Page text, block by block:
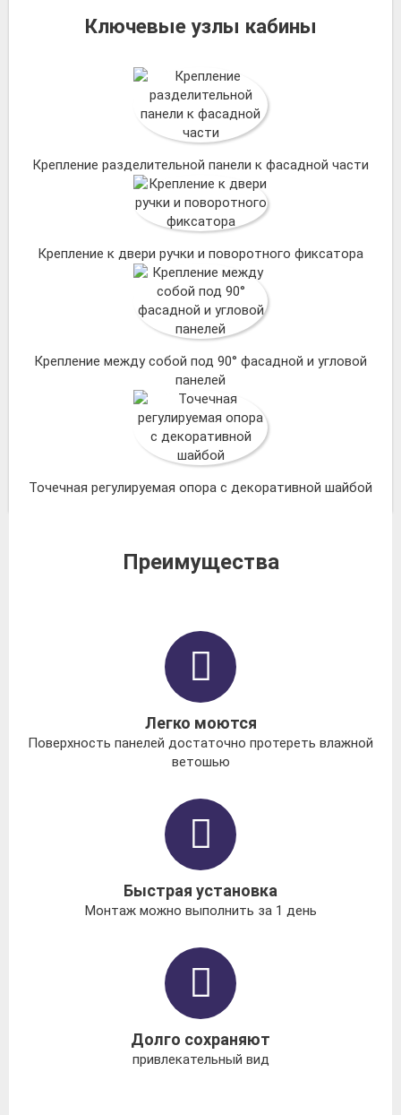
Ключевые узлы кабины
Крепление разделительной панели к фасадной части
Крепление к двери ручки и поворотного фиксатора
Крепление между собой под 90° фасадной и угловой
панелей
Точечная регулируемая опора с декоративной шайбой
Преимущества
Легко моются
Поверхность панелей достаточно протереть влажной
ветошью
Быстрая установка
Монтаж можно выполнить за 1 день
Долго сохраняют
привлекательный вид